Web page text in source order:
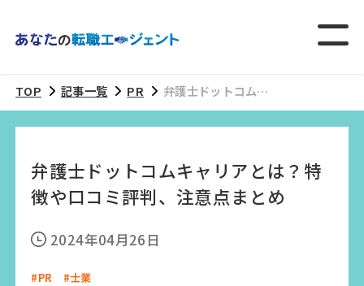
TOP 記事一覧 PR
弁護士ドットコムキ
ャリアとは？特徴や
弁護士ドットコムキャリアとは？特
徴や口コミ評判、注意点まとめ
2024年04月26日
#PR #士業